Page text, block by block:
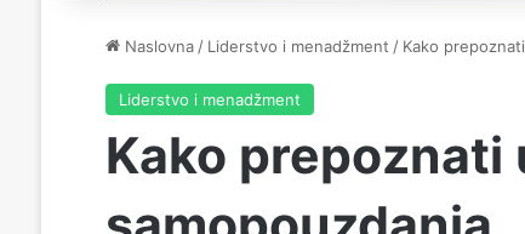
Naslovna / Liderstvo i menadžment / Kako
Liderstvo i menadžment
Kako prepoznati